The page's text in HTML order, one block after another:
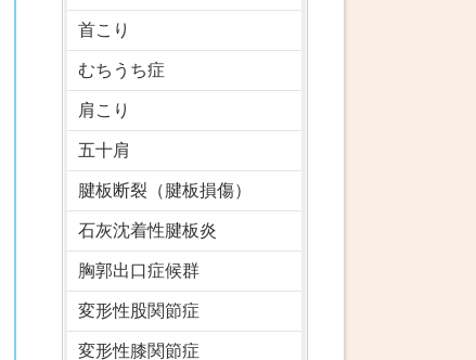
首こり
むちうち症
肩こり
五十肩
腱板断裂（腱板損傷）
石灰沈着性腱板炎
胸郭出口症候群
変形性股関節症
変形性膝関節症